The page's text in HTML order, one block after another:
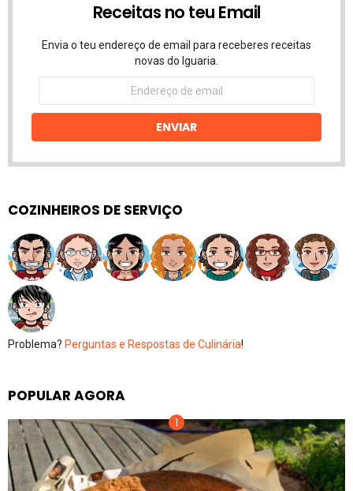
Receitas no teu Email
Envia o teu endereço de email para receberes receitas
novas do Iguaria.
Endereço
email
ENVIAR
COZINHEIROS DE SERVIÇO
Problema? Perguntas e Respostas de Culinária!
POPULAR AGORA